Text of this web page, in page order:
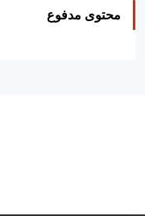
محتوى مدفوع